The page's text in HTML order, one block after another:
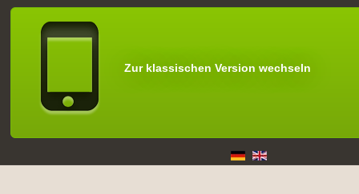
Zur klassischen Version wechseln